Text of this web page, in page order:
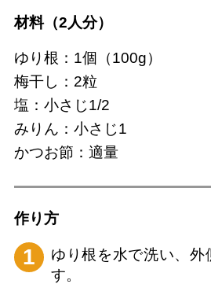
材料（2人分）
ゆり根：1個（100g）
梅干し：2粒
塩：小さじ1/2
みりん：小さじ1
かつお節：適量
作り⽅
1
ゆり根を水で洗い、
す。